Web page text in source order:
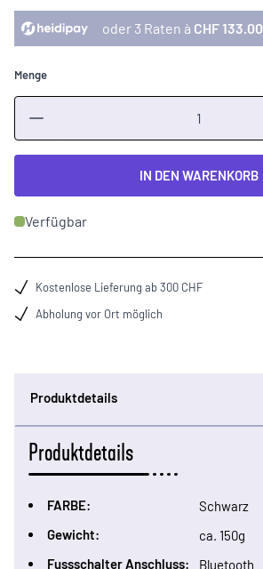
oder 3 Raten à CHF 133.00
Menge
IN DEN WARENKORB
Verfügbar
Kostenlose Lieferung ab 300 CHF
Abholung vor Ort möglich
Produktdetails
Produktdetails
FARBE:
Schwarz
Gewicht:
ca. 150g
Fussschalter Anschluss:
Bluetooth